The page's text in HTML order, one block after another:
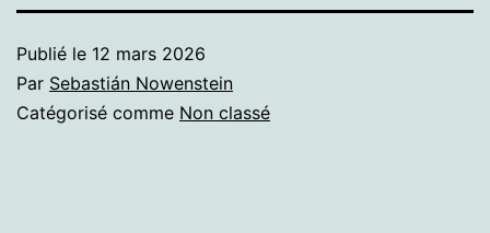
Publié le 12 mars 2026
Par Sebastián Nowenstein
Catégorisé comme Non classé